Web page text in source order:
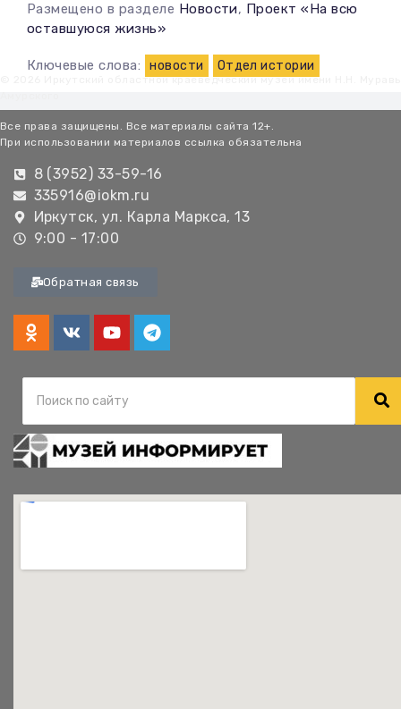
Размещено в разделе Новости, Проект «На всю
оставшуюся жизнь»
Ключевые слова: новости Отдел истории
© 2026 Иркутский областной краеведческий музей имени Н.Н.
Все права защищены. Все материалы сайта 12+.
При использовании материалов ссылка обязательна
8 (3952) 33-59-16
335916@iokm.ru
Иркутск, ул. Карла Маркса, 13
9:00 - 17:00
Обратная связь